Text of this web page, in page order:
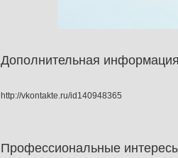
Дополнительная
http://vkontakte.ru/id140948365
Профессиональные